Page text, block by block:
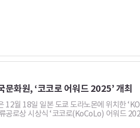
화원, ‘코코로 어워드 2025’ 개최
월 18일 일본 도쿄 도라노몬에 위치한
공로상 시상식 ‘코코로(KoCoLo) 어워드